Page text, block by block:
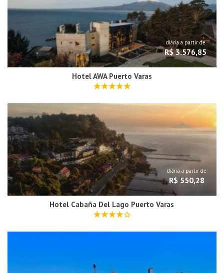
diária a partir de
R$ 3.576,85
Hotel AWA Puerto Varas
diária a partir de
R$ 550,28
Hotel Cabaña Del Lago Puerto Varas